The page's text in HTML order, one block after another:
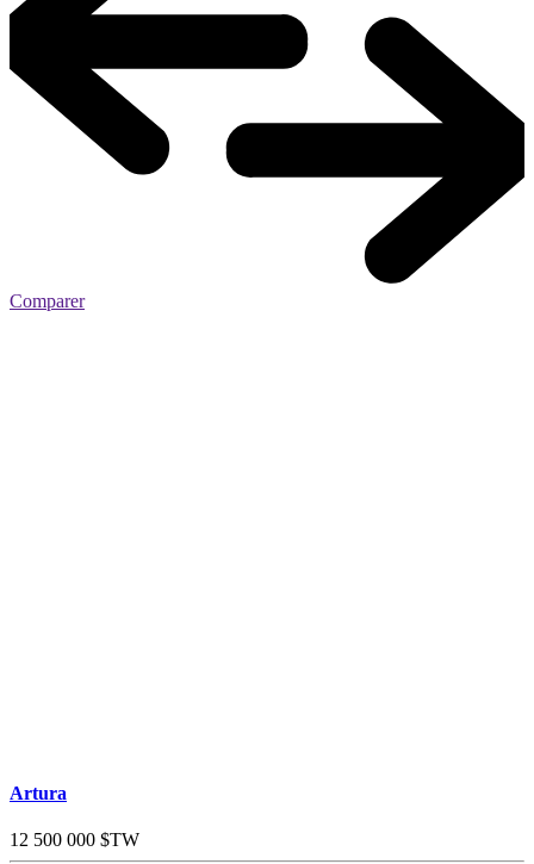
Comparer
Artura
12 500 000 $TW